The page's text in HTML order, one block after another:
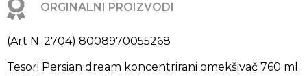
ORGINALNI PROIZVODI
(Art N. 2704) 8008970055268
Tesori Persian dream koncentrirani omekšivač 760 ml